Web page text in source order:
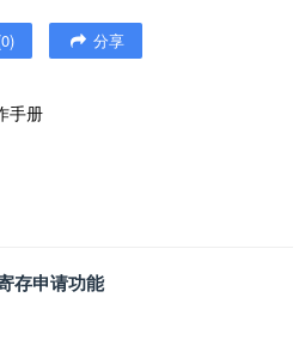
0) 分享
手册
存申请功能